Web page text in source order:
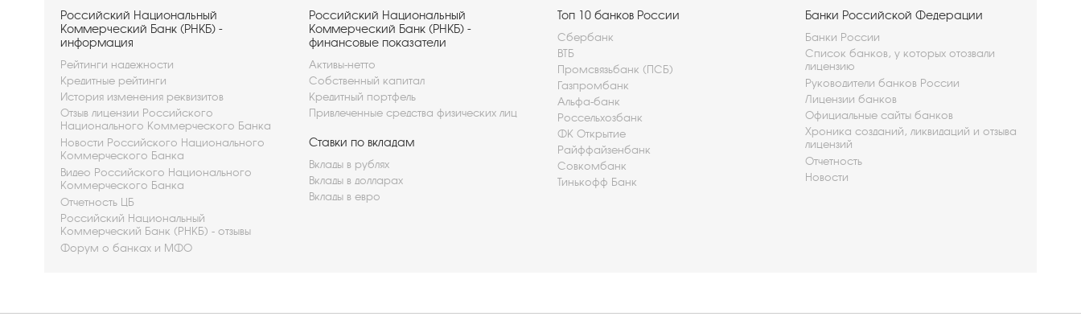
Российский Национальный
Коммерческий Банк (РНКБ) -
информация
Рейтинги надежности
Кредитные рейтинги
История изменения реквизитов
Отзыв лицензии Российского
Национального Коммерческого Банка
Новости Российского Национального
Коммерческого Банка
Видео Российского Национального
Коммерческого Банка
Отчетность ЦБ
Российский Национальный
Коммерческий Банк (РНКБ) - отзывы
Форум о банках и МФО
Российский Национальный
Коммерческий Банк (РНКБ) -
финансовые показатели
Активы-нетто
Собственный капитал
Кредитный портфель
Привлеченные средства физических лиц
Ставки по вкладам
Вклады в рублях
Вклады в долларах
Вклады в евро
Топ 10 банков России
Сбербанк
ВТБ
Промсвязьбанк (ПСБ)
Газпромбанк
Альфа-банк
Россельхозбанк
ФК Открытие
Райффайзенбанк
Совкомбанк
Тинькофф Банк
Банки Российской Федерации
Банки России
Список банков, у которых отозвали
лицензию
Руководители банков России
Лицензии банков
Официальные сайты банков
Хроника созданий, ликвидаций и отзыва
лицензий
Отчетность
Новости